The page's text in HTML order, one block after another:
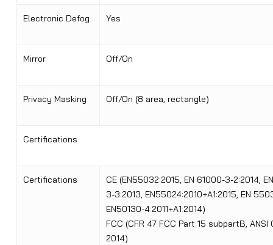
Electronic Defog Yes
Mirror Off/On
Privacy Masking Off/On (8 area, rectangle)
Certifications
Certifications
CE (EN55032:2015, EN 61000-3-2:2014,
3-3:2013, EN55024:2010+A1:2015, EN
EN50130-4:2011+A1:2014)
FCC (CFR 47 FCC Part 15 subpartB, ANSI
2014)